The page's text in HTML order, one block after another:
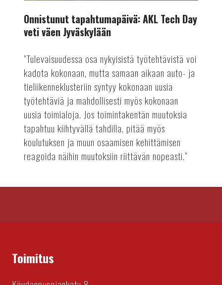
Onnistunut tapahtumapäivä: AKL Tech Day
veti väen Jyväskylään
”Tulevaisuudessa osa nykyisistä työtehtävistä voi
kadota kokonaan, mutta samaan aikaan auto- ja
tieliikenneklusteriin syntyy kokonaan uusia
työtehtäviä ja mahdollisesti myös kokonaan
uusia toimialoja. Jos toimintakentän muutoksia
tapahtuu kiihtyvällä tahdilla, pitää myös
koulutuksen ja muun osaamisen kehittämisen
reagoida näihin muutoksiin riittävän nopeasti.”
Toimitus